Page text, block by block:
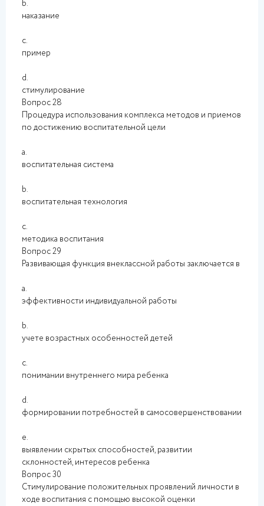
b.
наказание
c.
пример
d.
стимулирование
Вопрос 28
Процедура использования комплекса методов и приемов
по достижению воспитательной цели
a.
воспитательная система
b.
воспитательная технология
c.
методика воспитания
Вопрос 29
Развивающая функция внеклассной работы заключается в
a.
эффективности индивидуальной работы
b.
учете возрастных особенностей детей
c.
понимании внутреннего мира ребенка
d.
формировании потребностей в самосовершенствовании
e.
выявлении скрытых способностей, развитии
склонностей, интересов ребенка
Вопрос 30
Стимулирование положительных проявлений личности в
ходе воспитания с помощью высокой оценки